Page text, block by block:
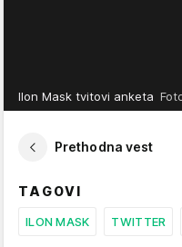
Ilon Mask tvitovi anketa
Prethodna vest
TAGOVI
ILON MASK TWITTER